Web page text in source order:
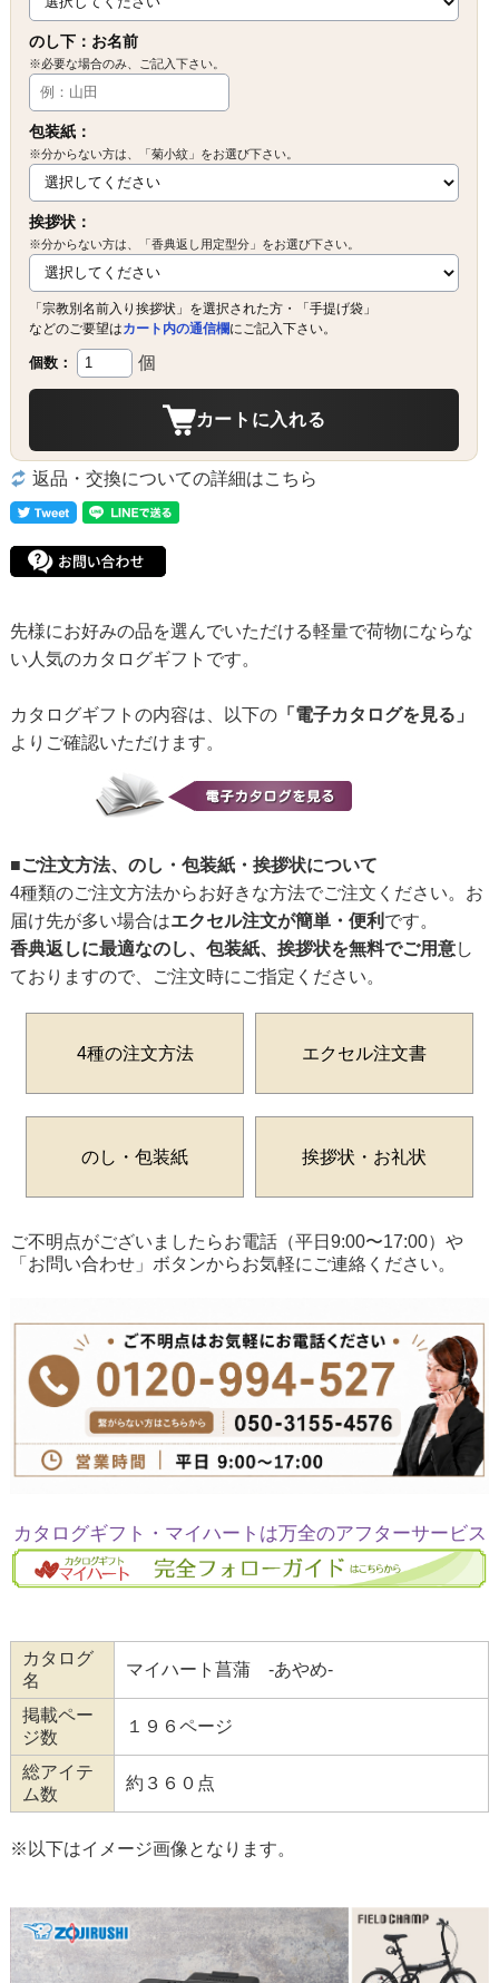
のし下：お名前
※必要な場合のみ、ご記入下さい。
包装紙：
※分からない方は、「菊小紋」をお選び下さい。
挨拶状：
※分からない方は、「香典返し用定型分」をお選び下さい。
「宗教別名前入り挨拶状」を選択された方・「手提げ袋」
などのご要望はカート内の通信欄にご記入下さい。
個数： 個
カートに入れる
返品・交換についての詳細はこちら
先様にお好みの品を選んでいただける軽量で荷物にならな
い人気のカタログギフトです。
カタログギフトの内容は、以下の「電子カタログを見る」
よりご確認いただけます。
■ご注文方法、のし・包装紙・挨拶状について
4種類のご注文方法からお好きな方法でご注文ください。お
届け先が多い場合はエクセル注文が簡単・便利 です。
香典返しに最適なのし、包装紙、挨拶状を無料でご用意し
ておりますので、ご注文時にご指定ください。
4種の注文方法 エクセル注文書
のし・包装紙 挨拶状・お礼状
ご不明点がございましたらお電話（平日9:00〜17:00）や
「お問い合わせ」ボタンからお気軽にご連絡ください。
カタログギフト・マイハートは万全のアフターサービス
カタログ
名
マイハート菖蒲 -あやめ-
掲載ペー
ジ数
１９６ページ
総アイテ
ム数
約３６０点
※以下はイメージ画像となります。